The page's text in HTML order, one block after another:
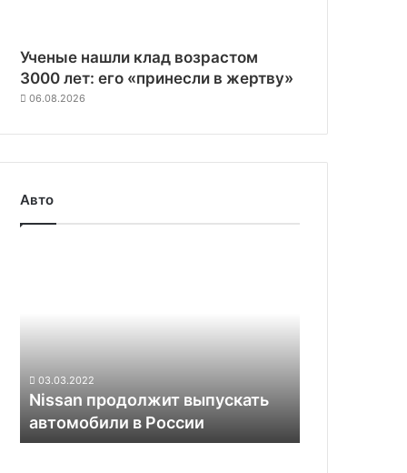
Ученые нашли клад возрастом
3000 лет: его «принесли в жертву»
06.08.2026
Авто
03.03.2022
Nissan продолжит выпускать
автомобили в России